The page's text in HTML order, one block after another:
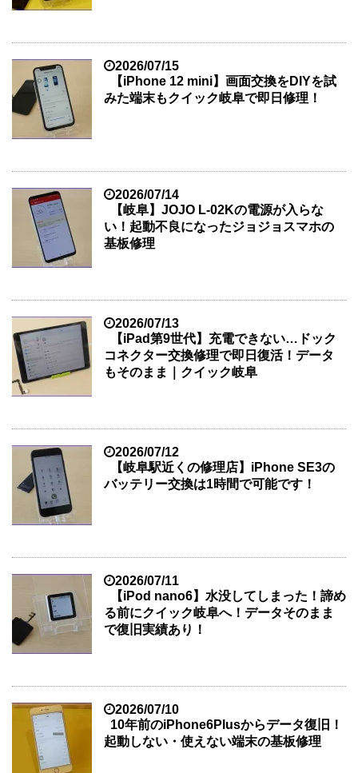
2026/07/15
【iPhone 12 mini】画面交換をDIYを試
みた端末もクイック岐阜で即日修理！
2026/07/14
【岐阜】JOJO L-02Kの電源が入らな
い！起動不良になったジョジョスマホの
基板修理
2026/07/13
【iPad第9世代】充電できない…ドック
コネクター交換修理で即日復活！データ
もそのまま｜クイック岐阜
2026/07/12
【岐阜駅近くの修理店】iPhone SE3の
バッテリー交換は1時間で可能です！
2026/07/11
【iPod nano6】水没してしまった！諦め
る前にクイック岐阜へ！データそのまま
で復旧実績あり！
2026/07/10
10年前のiPhone6Plusからデータ復旧！
起動しない・使えない端末の基板修理